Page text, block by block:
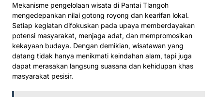
Mekanisme pengelolaan wisata di Pantai Tlangoh
mengedepankan nilai gotong royong dan kearifan lokal.
Setiap kegiatan difokuskan pada upaya memberdayakan
potensi masyarakat, menjaga adat, dan mempromosikan
kekayaan budaya. Dengan demikian, wisatawan yang
datang tidak hanya menikmati keindahan alam, tapi juga
dapat merasakan langsung suasana dan kehidupan khas
masyarakat pesisir.